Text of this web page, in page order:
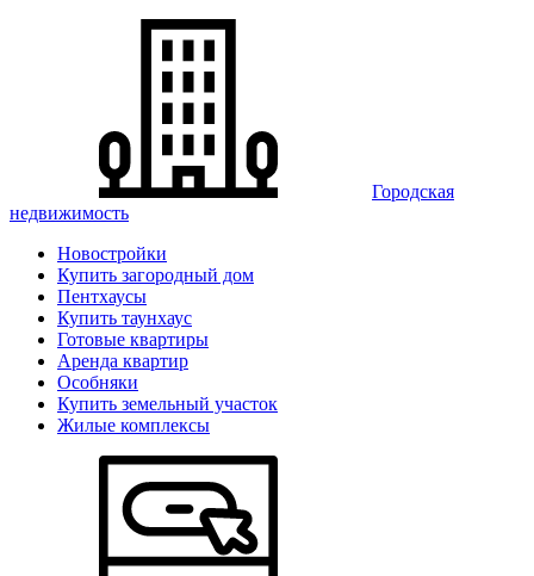
Городская
недвижимость
Новостройки
Купить загородный дом
Пентхаусы
Купить таунхаус
Готовые квартиры
Аренда квартир
Особняки
Купить земельный участок
Жилые комплексы